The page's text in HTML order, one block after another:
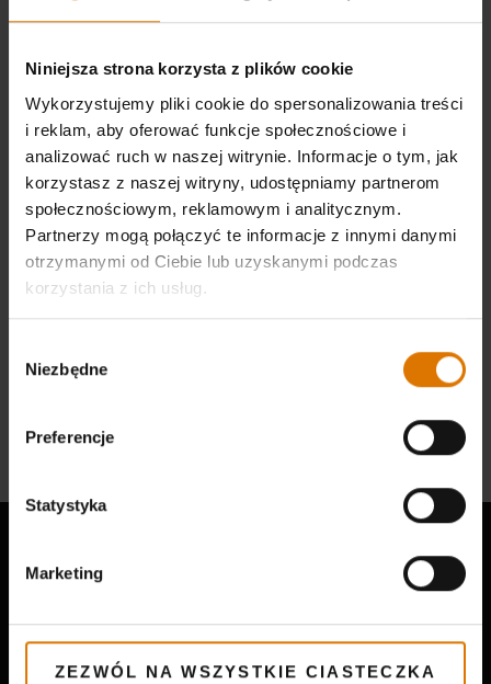
Niniejsza strona korzysta z plików cookie
Wykorzystujemy pliki cookie do spersonalizowania treści
i reklam, aby oferować funkcje społecznościowe i
analizować ruch w naszej witrynie. Informacje o tym, jak
korzystasz z naszej witryny, udostępniamy partnerom
społecznościowym, reklamowym i analitycznym.
Partnerzy mogą połączyć te informacje z innymi danymi
otrzymanymi od Ciebie lub uzyskanymi podczas
korzystania z ich usług.
zgody
Niezbędne
Preferencje
Statystyka
Marketing
ZEZWÓL NA WSZYSTKIE CIASTECZKA
VYTISKNI SEZNAM